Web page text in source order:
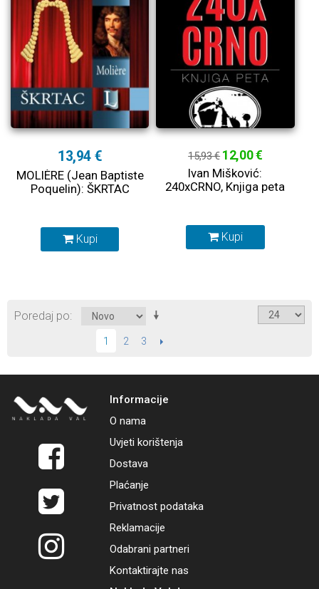
13,94 €
MOLIÈRE (Jean Baptiste
Poquelin): ŠKRTAC
Kupi
15,93 € 12,00 €
Ivan Mišković:
240xCRNO, Knjiga peta
Kupi
Poredaj po
1 2 3 SLIJEDEĆI
Informacije
O nama
Uvjeti korištenja
Dostava
Plaćanje
Privatnost podataka
Reklamacije
Odabrani partneri
Kontaktirajte nas